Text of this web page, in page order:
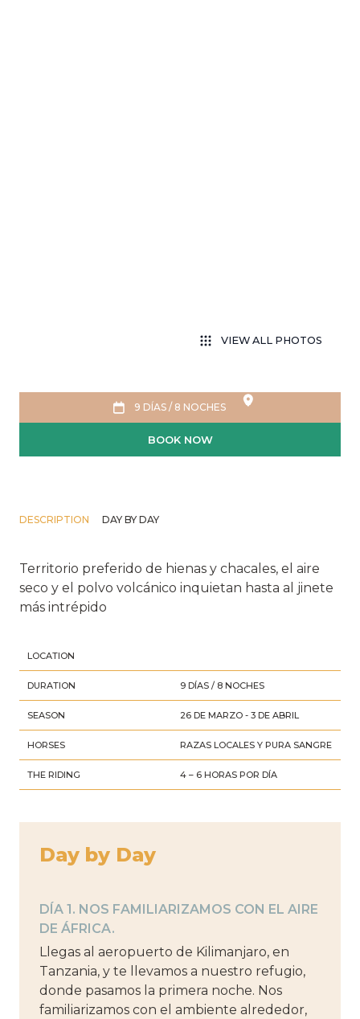
VIEW ALL PHOTOS
9 DÍAS / 8 NOCHES
BOOK NOW
DESCRIPTION DAY BY DAY
Territorio preferido de hienas y chacales, el aire
seco y el polvo volcánico inquietan hasta al jinete
más intrépido
LOCATION
DURATION 9 DÍAS / 8 NOCHES
SEASON 26 DE MARZO - 3 DE ABRIL
HORSES RAZAS LOCALES Y PURA SANGRE
THE RIDING 4 – 6 HORAS POR DÍA
Day by Day
DÍA 1. NOS FAMILIARIZAMOS CON EL AIRE
DE ÁFRICA.
Llegas al aeropuerto de Kilimanjaro, en
Tanzania, y te llevamos a nuestro refugio,
donde pasamos la primera noche. Nos
familiarizamos con el ambiente alrededor,